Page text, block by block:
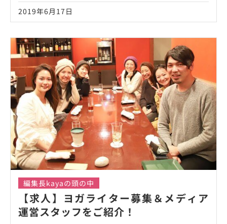
2019年6月17日
編集長kayaの頭の中
【求人】ヨガライター募集＆メディア
運営スタッフをご紹介！